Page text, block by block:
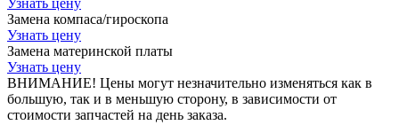
Узнать цену
Замена компаса/гироскопа
Узнать цену
Замена материнской платы
Узнать цену
ВНИМАНИЕ! Цены могут незначительно изменяться как в
большую, так и в меньшую сторону, в зависимости от
стоимости запчастей на день заказа.